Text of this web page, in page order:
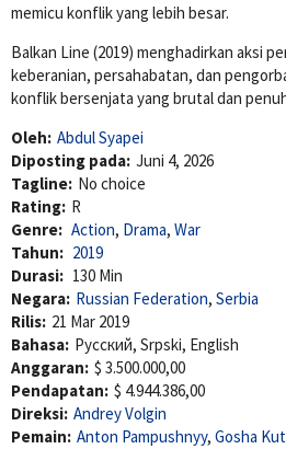
memicu konflik yang lebih besar.
Balkan Line (2019) menghadirkan aksi
keberanian, persahabatan, dan
konflik bersenjata yang brutal dan
Oleh: Abdul Syapei
Diposting pada: Juni 4, 2026
Tagline: No choice
Rating: R
Genre: Action, Drama, War
Tahun: 2019
Durasi: 130 Min
Negara: Russian Federation, Serbia
Rilis: 21 Mar 2019
Bahasa: Pусский, Srpski, English
Anggaran: $ 3.500.000,00
Pendapatan: $ 4.944.386,00
Direksi: Andrey Volgin
Pemain: Anton Pampushnyy, Gosha